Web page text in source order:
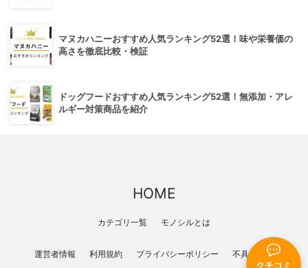
クチコミ
マヌカハニーおすすめ人気ランキング52選！味や栄養価の
高さを徹底比較・検証
ドッグフードおすすめ人気ランキング52選！無添加・アレ
ルギー対策商品を紹介
HOME
カテゴリ一覧 モノシルとは
運営者情報 利用規約 プライバシーポリシー 不具合報告